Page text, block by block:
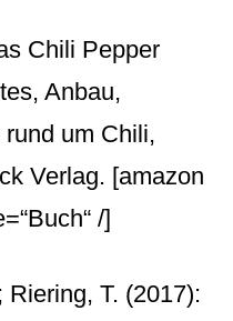
Chili Pepper
Anbau,
um Chili,
Verlag. [amazon
/]
T. (2017):